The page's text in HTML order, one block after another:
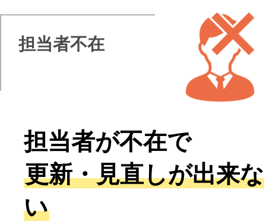
担当者不在
担当者が不在で
更新・見直しが出来な
い